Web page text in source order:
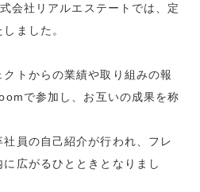
会社リアルエステートでは、定
ました。
トからの業績や取り組みの報
で参加し、お互いの成果を称
員の自己紹介が行われ、フレ
広がるひとときとなりまし